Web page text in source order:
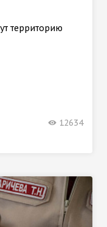
территорию
12634